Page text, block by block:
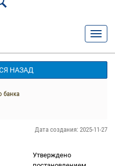
НАЗАД
банка
Дата создания: 2025-11-27
Утверждено